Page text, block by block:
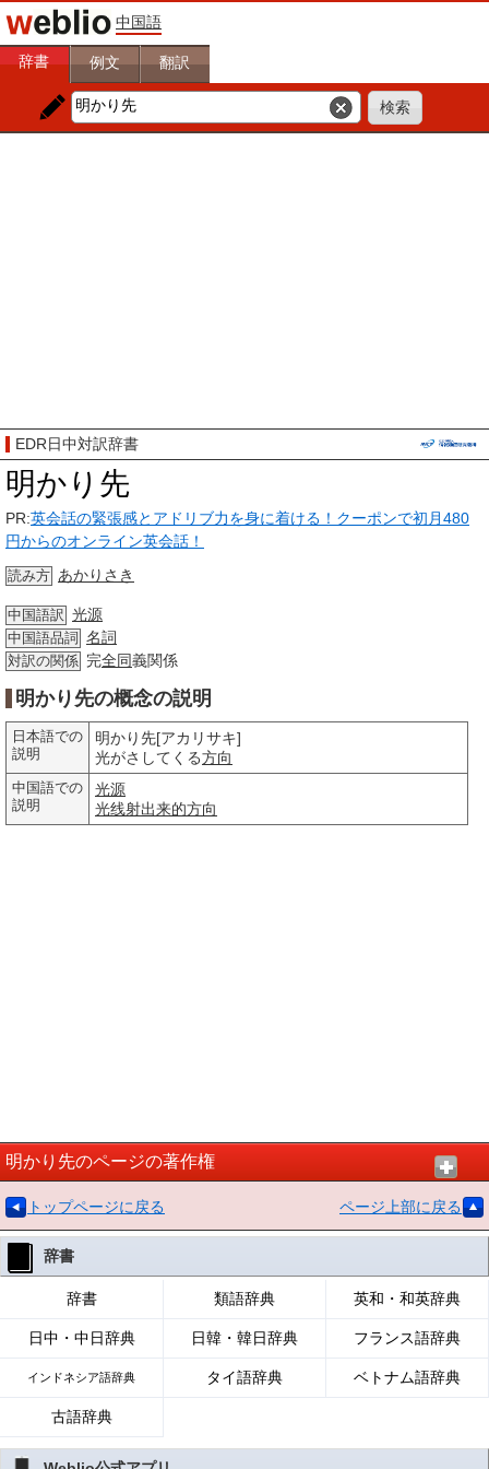
中国語
辞書 例文 翻訳
EDR日中対訳辞書
明かり先
PR:英会話の緊張感とアドリブ力を身に着ける！クーポンで初月480
円からのオンライン英会話！
読み方 あかりさき
中国語訳 光源
中国語品詞 名詞
対訳の関係 完全同義関係
明かり先の概念の説明
日本語での
説明
明かり先[アカリサキ]
光がさしてくる方向
中国語での
説明
光源
光线射出来的方向
明かり先のページの著作権
トップページに戻る ページ上部に戻る
辞書
辞書 類語辞典 英和・和英辞典
日中・中日辞典 日韓・韓日辞典 フランス語辞典
インドネシア語辞典 タイ語辞典 ベトナム語辞典
古語辞典